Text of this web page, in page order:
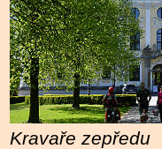
Kravaře zepředu